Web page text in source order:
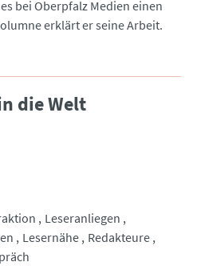
bei Oberpfalz Medien einen
erklärt er seine Arbeit.
die Welt
Leseranliegen
Lesernähe Redakteure